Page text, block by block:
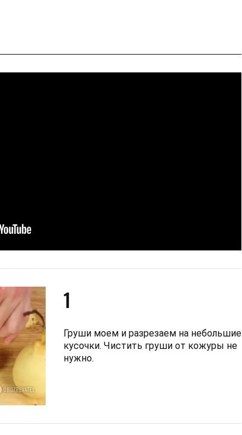
1
Груши моем и разрезаем на небольшие
кусочки. Чистить груши от кожуры не
нужно.